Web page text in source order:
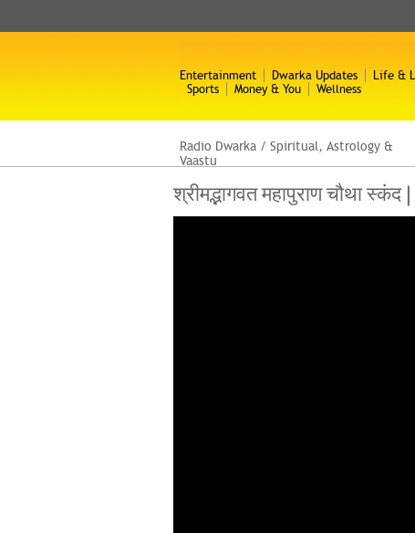
Entertainment Dwarka Updates Life &
Sports
Money & You Wellness
Radio Dwarka / Spiritual, Astrology &
Vaastu
श्रीमद्भागवत महापुराण चौथा